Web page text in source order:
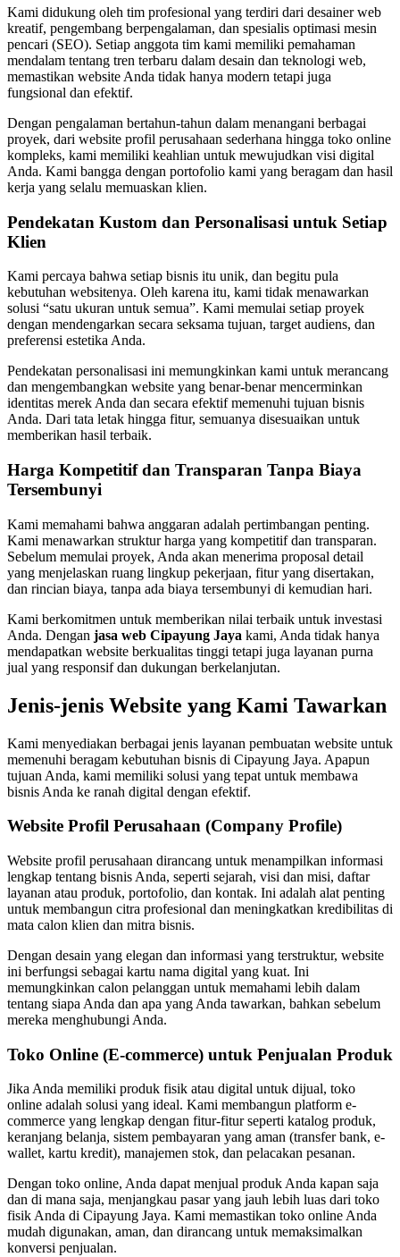
Kami didukung oleh tim profesional yang terdiri dari desainer web
kreatif, pengembang berpengalaman, dan spesialis optimasi mesin
pencari (SEO). Setiap anggota tim kami memiliki pemahaman
mendalam tentang tren terbaru dalam desain dan teknologi web,
memastikan website Anda tidak hanya modern tetapi juga
fungsional dan efektif.
Dengan pengalaman bertahun-tahun dalam menangani berbagai
proyek, dari website profil perusahaan sederhana hingga toko online
kompleks, kami memiliki keahlian untuk mewujudkan visi digital
Anda. Kami bangga dengan portofolio kami yang beragam dan hasil
kerja yang selalu memuaskan klien.
Pendekatan Kustom dan Personalisasi untuk Setiap
Klien
Kami percaya bahwa setiap bisnis itu unik, dan begitu pula
kebutuhan websitenya. Oleh karena itu, kami tidak menawarkan
solusi “satu ukuran untuk semua”. Kami memulai setiap proyek
dengan mendengarkan secara seksama tujuan, target audiens, dan
preferensi estetika Anda.
Pendekatan personalisasi ini memungkinkan kami untuk merancang
dan mengembangkan website yang benar-benar mencerminkan
identitas merek Anda dan secara efektif memenuhi tujuan bisnis
Anda. Dari tata letak hingga fitur, semuanya disesuaikan untuk
memberikan hasil terbaik.
Harga Kompetitif dan Transparan Tanpa Biaya
Tersembunyi
Kami memahami bahwa anggaran adalah pertimbangan penting.
Kami menawarkan struktur harga yang kompetitif dan transparan.
Sebelum memulai proyek, Anda akan menerima proposal detail
yang menjelaskan ruang lingkup pekerjaan, fitur yang disertakan,
dan rincian biaya, tanpa ada biaya tersembunyi di kemudian hari.
Kami berkomitmen untuk memberikan nilai terbaik untuk investasi
Anda. Dengan jasa web Cipayung Jaya kami, Anda tidak hanya
mendapatkan website berkualitas tinggi tetapi juga layanan purna
jual yang responsif dan dukungan berkelanjutan.
Jenis-jenis Website yang Kami Tawarkan
Kami menyediakan berbagai jenis layanan pembuatan website untuk
memenuhi beragam kebutuhan bisnis di Cipayung Jaya. Apapun
tujuan Anda, kami memiliki solusi yang tepat untuk membawa
bisnis Anda ke ranah digital dengan efektif.
Website Profil Perusahaan (Company Profile)
Website profil perusahaan dirancang untuk menampilkan informasi
lengkap tentang bisnis Anda, seperti sejarah, visi dan misi, daftar
layanan atau produk, portofolio, dan kontak. Ini adalah alat penting
untuk membangun citra profesional dan meningkatkan kredibilitas di
mata calon klien dan mitra bisnis.
Dengan desain yang elegan dan informasi yang terstruktur, website
ini berfungsi sebagai kartu nama digital yang kuat. Ini
memungkinkan calon pelanggan untuk memahami lebih dalam
tentang siapa Anda dan apa yang Anda tawarkan, bahkan sebelum
mereka menghubungi Anda.
Toko Online (E-commerce) untuk Penjualan Produk
Jika Anda memiliki produk fisik atau digital untuk dijual, toko
online adalah solusi yang ideal. Kami membangun platform e-
commerce yang lengkap dengan fitur-fitur seperti katalog produk,
keranjang belanja, sistem pembayaran yang aman (transfer bank, e-
wallet, kartu kredit), manajemen stok, dan pelacakan pesanan.
Dengan toko online, Anda dapat menjual produk Anda kapan saja
dan di mana saja, menjangkau pasar yang jauh lebih luas dari toko
fisik Anda di Cipayung Jaya. Kami memastikan toko online Anda
mudah digunakan, aman, dan dirancang untuk memaksimalkan
konversi penjualan.